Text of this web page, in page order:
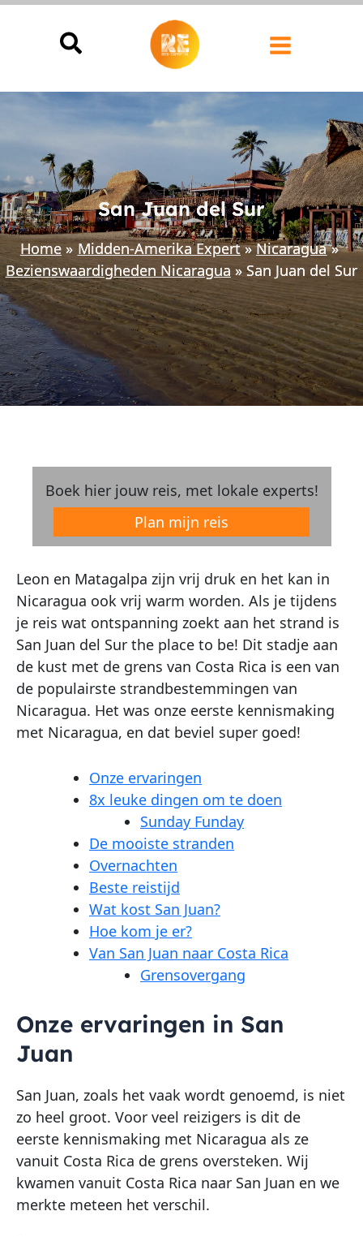
Ga
San Juan del Sur
Home Midden-Amerika Expert
Nicaragua
Bezienswaardigheden Nicaragua
San Juan del Sur
Boek hier jouw reis, met lokale experts!
Plan mijn reis
Leon en Matagalpa zijn vrij druk en het kan in
Nicaragua ook vrij warm worden. Als je tijdens
je reis wat ontspanning zoekt aan het strand is
San Juan del Sur the place to be! Dit stadje aan
de kust met de grens van Costa Rica is een van
de populairste strandbestemmingen van
Nicaragua. Het was onze eerste kennismaking
met Nicaragua, en dat beviel super goed!
Onze ervaringen
8x leuke dingen om te doen
Sunday Funday
De mooiste stranden
Overnachten
Beste reistijd
Wat kost San Juan?
Hoe kom je er?
Van San Juan naar Costa Rica
Grensovergang
Onze ervaringen in San
Juan
San Juan, zoals het vaak wordt genoemd, is niet
zo heel groot. Voor veel reizigers is dit de
eerste kennismaking met Nicaragua als ze
vanuit Costa Rica de grens oversteken. Wij
kwamen vanuit Costa Rica naar San Juan en we
merkte meteen het verschil.